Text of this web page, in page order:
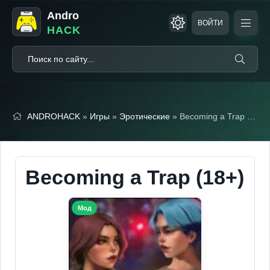
Andro
HACK
ВОЙТИ
ANDROHACK » Игры » Эротические » Becoming a Trap (18+)
Becoming a Trap (18+)
Мод